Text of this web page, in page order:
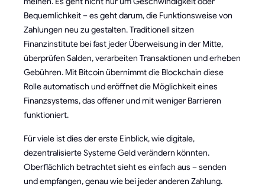
Bequemlichkeit – es geht darum, die Funktionsweise von
Zahlungen neu zu gestalten. Traditionell sitzen
Finanzinstitute bei fast jeder Überweisung in der Mitte,
überprüfen Salden, verarbeiten Transaktionen und erheben
Gebühren. Mit Bitcoin übernimmt die Blockchain diese
Rolle automatisch und eröffnet die Möglichkeit eines
Finanzsystems, das offener und mit weniger Barrieren
funktioniert.
Für viele ist dies der erste Einblick, wie digitale,
dezentralisierte Systeme Geld verändern könnten.
Oberflächlich betrachtet sieht es einfach aus – senden
und empfangen, genau wie bei jeder anderen Zahlung.